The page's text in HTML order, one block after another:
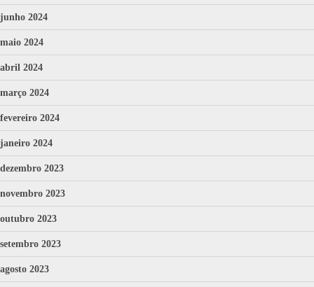
junho 2024
maio 2024
abril 2024
março 2024
fevereiro 2024
janeiro 2024
dezembro 2023
novembro 2023
outubro 2023
setembro 2023
agosto 2023